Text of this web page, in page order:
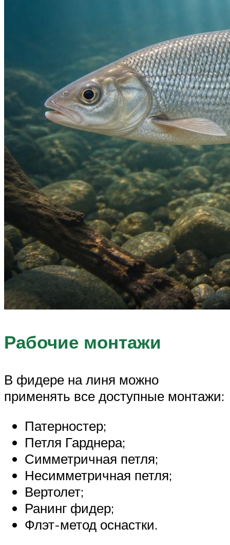
Рабочие монтажи
В фидере на линя можно
применять все доступные монтажи:
Патерностер;
Петля Гарднера;
Симметричная петля;
Несимметричная петля;
Вертолет;
Ранинг фидер;
Флэт-метод оснастки.